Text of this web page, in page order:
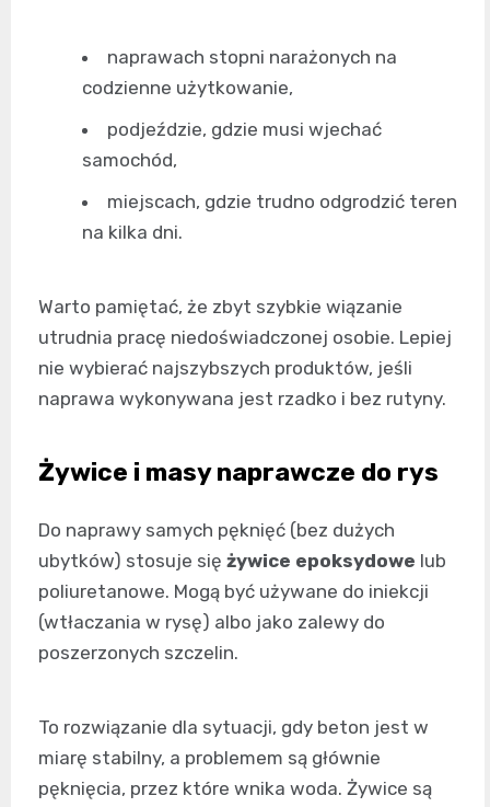
naprawach stopni narażonych na
codzienne użytkowanie,
podjeździe, gdzie musi wjechać
samochód,
miejscach, gdzie trudno odgrodzić teren
na kilka dni.
Warto pamiętać, że zbyt szybkie wiązanie
utrudnia pracę niedoświadczonej osobie. Lepiej
nie wybierać najszybszych produktów, jeśli
naprawa wykonywana jest rzadko i bez rutyny.
Żywice i masy naprawcze do rys
Do naprawy samych pęknięć (bez dużych
ubytków) stosuje się żywice epoksydowe lub
poliuretanowe. Mogą być używane do iniekcji
(wtłaczania w rysę) albo jako zalewy do
poszerzonych szczelin.
To rozwiązanie dla sytuacji, gdy beton jest w
miarę stabilny, a problemem są głównie
pęknięcia, przez które wnika woda. Żywice są